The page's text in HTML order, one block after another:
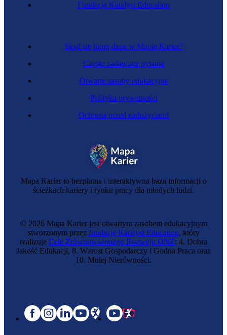
Mapa Karier to bezpłatna i interaktywna baza informacji o
ścieżkach kariery i rynku pracy dla młodych ludzi.
Skąd się biorą dane w Mapie Karier?
Często zadawane pytania
Otwarte zasoby edukacyjne
Polityka prywatności
Ochrona przed nadużyciami
Fundacja Katalyst Education
© 2026 Mapa Karier jest otwartym zasobem edukacyjnym
stworzonym przez fundację Katalyst Education, który
realizuje Cele Zrównoważonego Rozwoju ONZ: 4. Dobra
Jakość Edukacji, 8. Wzrost Gospodarczy i Godna Praca oraz
10. Mniej Nierówności.